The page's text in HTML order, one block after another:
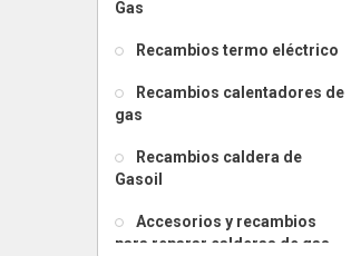
Gas
Recambios termo eléctrico
Recambios calentadores de
gas
Recambios caldera de
Gasoil
Accesorios y recambios
para reparar calderas de gas,